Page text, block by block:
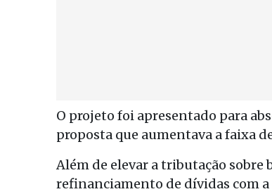
O projeto foi apresentado para
proposta que aumentava a faixa
Além de elevar a tributação
refinanciamento de dívidas com a